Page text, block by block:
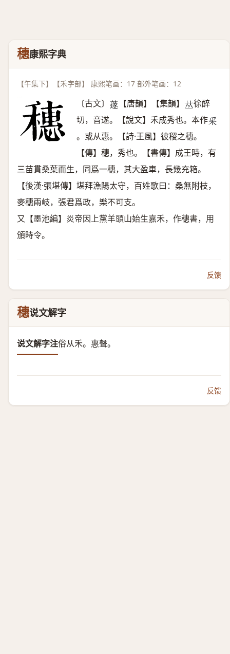
穗康熙字典
【午集下】【禾字部】 康熙笔画：17 部外笔画：12
〔古文〕 𦼯 【唐韻】【集韻】 𠀤徐醉
切，音遂。【說文】禾成秀也。本作𥝩
。或从惠。【詩·王風】彼稷之穗。
【傳】穗，秀也。【書傳】成王時，有
三苗貫桑葉而生，同爲一穗，其大盈車，長幾充箱。
【後漢·張堪傳】堪拜漁陽太守，百姓歌曰：桑無附枝，
麥穗兩岐，張君爲政，樂不可支。
又【墨池編】炎帝因上黨羊頭山始生嘉禾，作穗書，用
頒時令。
反馈
穗说文解字
说文解字注俗从禾。惠聲。
反馈